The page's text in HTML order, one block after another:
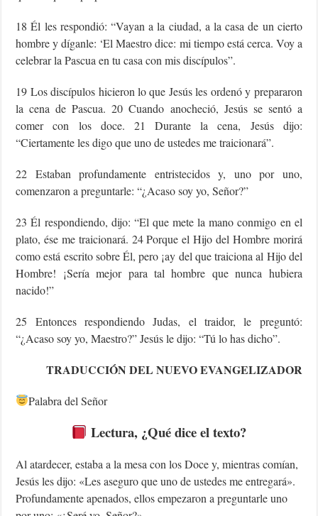
18 Él les respondió: “Vayan a la ciudad, a la casa de un cierto
hombre y díganle: ‘El Maestro dice: mi tiempo está cerca. Voy a
celebrar la Pascua en tu casa con mis discípulos”.
19 Los discípulos hicieron lo que Jesús les ordenó y prepararon
la cena de Pascua. 20 Cuando anocheció, Jesús se sentó a
comer con los doce. 21 Durante la cena, Jesús dijo:
“Ciertamente les digo que uno de ustedes me traicionará”.
22 Estaban profundamente entristecidos y, uno por uno,
comenzaron a preguntarle: “¿Acaso soy yo, Señor?”
23 Él respondiendo, dijo: “El que mete la mano conmigo en el
plato, ése me traicionará. 24 Porque el Hijo del Hombre morirá
como está escrito sobre Él, pero ¡ay del que traiciona al Hijo del
Hombre! ¡Sería mejor para tal hombre que nunca hubiera
nacido!”
25 Entonces respondiendo Judas, el traidor, le preguntó:
“¿Acaso soy yo, Maestro?” Jesús le dijo: “Tú lo has dicho”.
TRADUCCIÓN DEL NUEVO EVANGELIZADOR
Palabra del Señor
Lectura, ¿Qué dice el texto?
Al atardecer, estaba a la mesa con los Doce y, mientras comían,
Jesús les dijo: «Les aseguro que uno de ustedes me entregará».
Profundamente apenados, ellos empezaron a preguntarle uno